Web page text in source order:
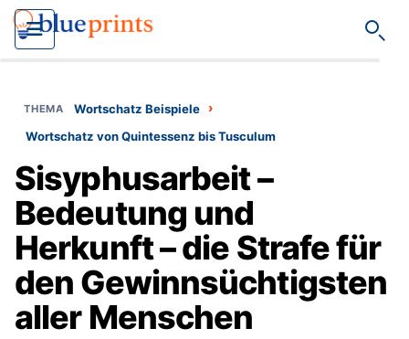
Wortschatz Beispiele ›
Wortschatz von Quintessenz bis Tusculum
Sisyphusarbeit –
Bedeutung und
Herkunft – die Strafe für
den Gewinnsüchtigsten
aller Menschen